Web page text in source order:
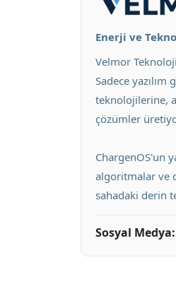
Enerji ve
Velmor
Sadece
teknolojilerine,
çözümler
ChargenOS'un
algoritmalar ve
sahadaki derin
Sosyal Medya: